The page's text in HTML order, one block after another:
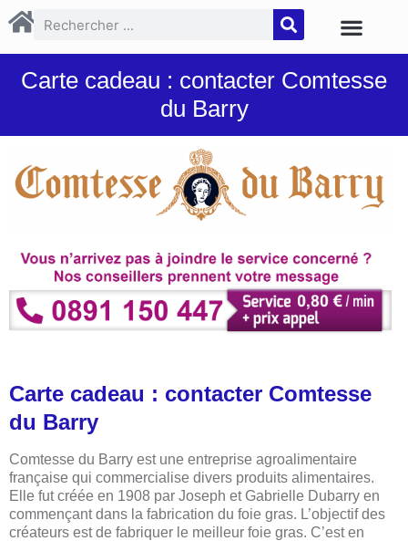
Carte cadeau : contacter Comtesse
du Barry
Carte cadeau : contacter Comtesse
du Barry
Comtesse du Barry est une entreprise agroalimentaire
française qui commercialise divers produits alimentaires.
Elle fut créée en 1908 par Joseph et Gabrielle Dubarry en
commençant dans la fabrication du foie gras. L’objectif des
créateurs est de fabriquer le meilleur foie gras. C’est en